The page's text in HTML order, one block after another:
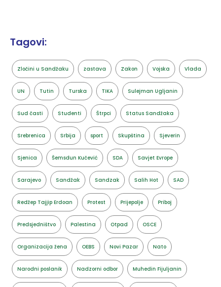
Tagovi:
Zločini u Sandžaku zastava Zakon Vojska Vlada
UN Tutin Turska TIKA Sulejman Ugljanin
Sud časti Studenti Štrpci Status Sandžaka
Srebrenica Srbija sport Skupština Sjeverin
Sjenica Šemsdun Kučević SDA Savjet Evrope
Sarajevo Sandžak Sandzak Salih Hot SAD
Redžep Tajjip Erdoan Protest Prijepolje Priboj
Predsjedništvo Palestina Otpad OSCE
Organizacija žena OEBS Novi Pazar Nato
Narodni poslanik Nadzorni odbor Muhedin Fijuljanin